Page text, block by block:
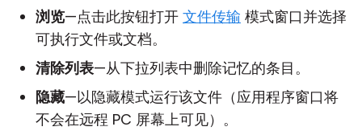
浏览—点击此按钮打开 文件传输 模式窗口并选择
可执行文件或文档。
清除列表—从下拉列表中删除记忆的条目。
隐藏—以隐藏模式运行该文件（应用程序窗口将
不会在远程 PC 屏幕上可见）。